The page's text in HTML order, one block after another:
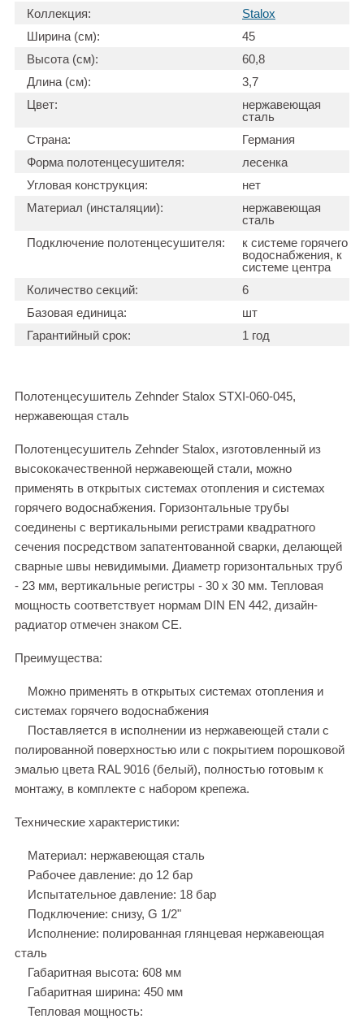
Коллекция:
Stalox
Ширина (см):
45
Высота (см):
60,8
Длина (см):
3,7
Цвет:
нержавеющая
сталь
Страна:
Германия
Форма полотенцесушителя:
лесенка
Угловая конструкция:
нет
Материал (инсталяции):
нержавеющая
сталь
Подключение полотенцесушителя:
к системе горячего
водоснабжения, к
системе центра
Количество секций:
6
Базовая единица:
шт
Гарантийный срок:
1 год
Полотенцесушитель Zehnder Stalox STXI-060-045,
нержавеющая сталь
Полотенцесушитель Zehnder Stalox, изготовленный из
высококачественной нержавеющей стали, можно
применять в открытых системах отопления и системах
горячего водоснабжения. Горизонтальные трубы
соединены с вертикальными регистрами квадратного
сечения посредством запатентованной сварки, делающей
сварные швы невидимыми. Диаметр горизонтальных труб
- 23 мм, вертикальные регистры - 30 х 30 мм. Тепловая
мощность соответствует нормам DIN EN 442, дизайн-
радиатор отмечен знаком CE.
Преимущества:
Можно применять в открытых системах отопления и
системах горячего водоснабжения
Поставляется в исполнении из нержавеющей стали с
полированной поверхностью или с покрытием порошковой
эмалью цвета RAL 9016 (белый), полностью готовым к
монтажу, в комплекте с набором крепежа.
Технические характеристики:
Материал: нержавеющая сталь
Рабочее давление: до 12 бар
Испытательное давление: 18 бар
Подключение: снизу, G 1/2"
Исполнение: полированная глянцевая нержавеющая
сталь
Габаритная высота: 608 мм
Габаритная ширина: 450 мм
Тепловая мощность: